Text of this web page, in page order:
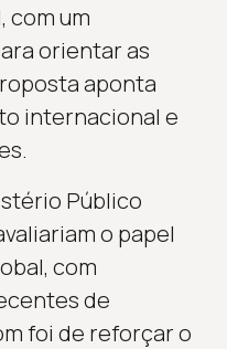
com um
orientar as
aponta
internacional e
Público
o papel
com
de
foi de reforçar o